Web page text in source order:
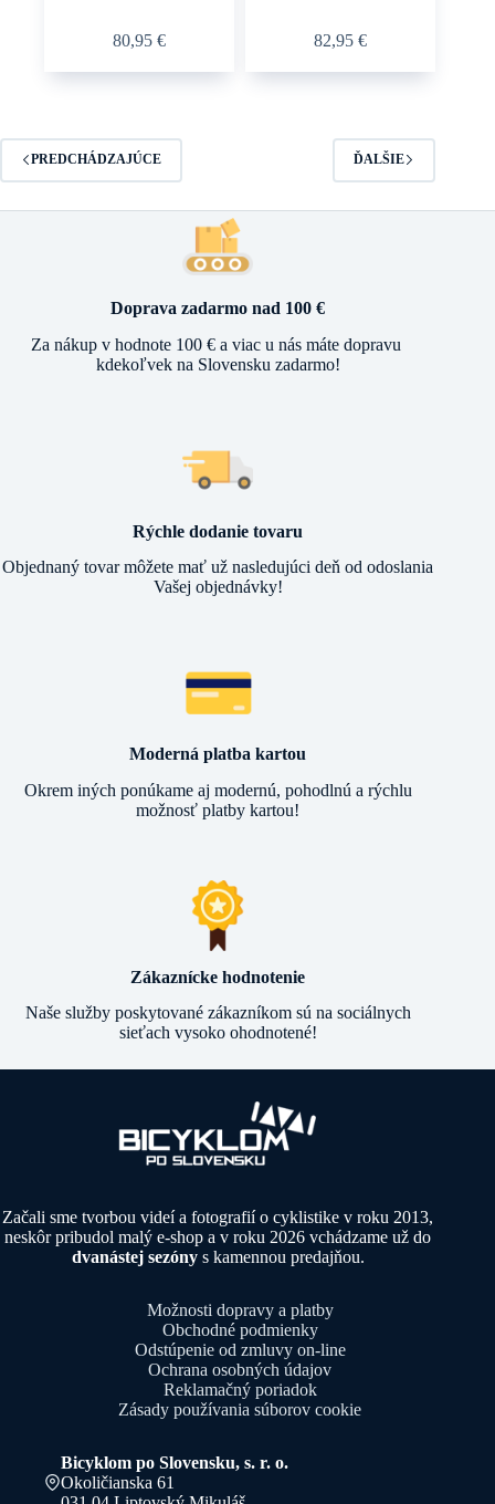
80,95€ 82,95€
PREDCHÁDZAJÚCE ĎALŠIE
Doprava zadarmo nad 100 €
Za nákup v hodnote 100 € a viac u nás máte dopravu
kdekoľvek na Slovensku zadarmo!
Rýchle dodanie tovaru
Objednaný tovar môžete mať už nasledujúci deň od odoslania
Vašej objednávky!
Moderná platba kartou
Okrem iných ponúkame aj modernú, pohodlnú a rýchlu
možnosť platby kartou!
Zákaznícke hodnotenie
Naše služby poskytované zákazníkom sú na sociálnych
sieťach vysoko ohodnotené!
Začali sme tvorbou videí a fotografií o cyklistike v roku 2013,
neskôr pribudol malý e-shop a v roku 2026 vchádzame už do
dvanástej sezónys kamennou predajňou.
Možnosti dopravy a platby
Obchodné podmienky
Odstúpenie od zmluvy on-line
Ochrana osobných údajov
Reklamačný poriadok
Zásady používania súborov cookie
Bicyklom po Slovensku, s. r. o.
Okoličianska 61